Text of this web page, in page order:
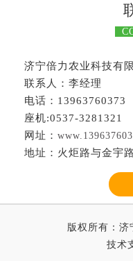
济宁倍力农业科技有
联系人：李经理
电话：13963760373
座机:0537-3281321
网址：
地址：火炬路与金宇
版权所有：济
技术